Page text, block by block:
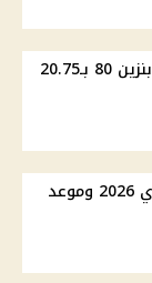
أسعار الوقود في مصر اليوم .. بنزين 80 بـ20.75
موقف ترحيل إجازة المولد النبوي 2026 وموعد